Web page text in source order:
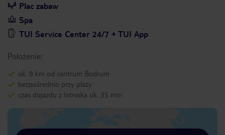
Plac zabaw
Spa
TUI Service Center 24/7 + TUI App
Położenie:
ok. 8 km od centrum Bodrum
bezpośrednio przy plaży
czas dojazdu z lotniska ok. 35 min